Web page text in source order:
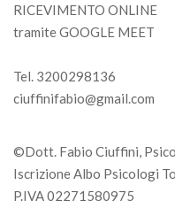
RICEVIMENTO ONLINE
tramite GOOGLE MEET
Tel. 3200298136
ciuffinifabio@gmail.com
©Dott. Fabio Ciuffini,
Iscrizione Albo Psicologi
P.IVA 02271580975